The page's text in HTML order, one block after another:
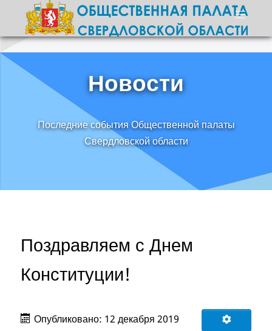
Новости
Последние события Общественной палаты
Свердловской области
Поздравляем с Днем
Конституции!
Опубликовано: 12 декабря 2019